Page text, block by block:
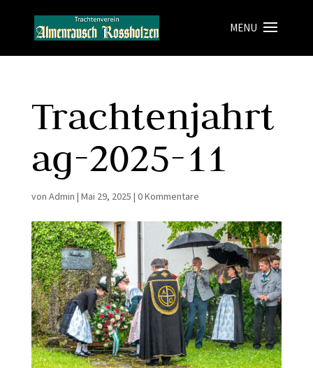
Trachtenjahrt
ag-2025-11
von Admin | Mai 29, 2025 | 0 Kommentare